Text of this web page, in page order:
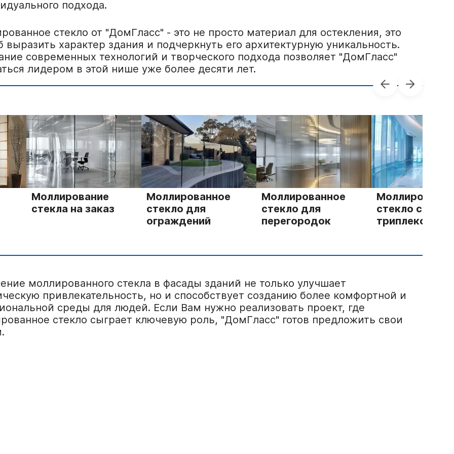
подхода.
стекло от "ДомГласс" - это не просто материал для остекления, это
выразить характер здания и подчеркнуть его архитектурную уникальность.
современных технологий и творческого подхода позволяет "ДомГласс"
лидером в этой нише уже более десяти лет.
на заказ
Моллированное
стекло для
ограждений
Моллированное
стекло для
перегородок
Моллированное
стекло с
триплексом
моллированного стекла в фасады зданий не только улучшает
привлекательность, но и способствует созданию более комфортной и
среды для людей. Если Вам нужно реализовать проект, где
стекло сыграет ключевую роль, "ДомГласс" готов предложить свои